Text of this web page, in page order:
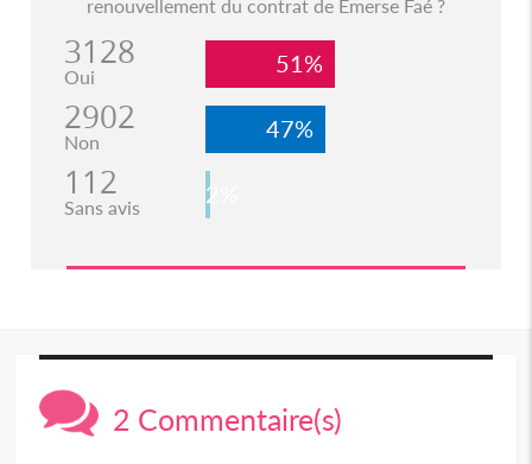
renouvellement du contrat de Emerse Faé ?
3128
Oui 51%
2902
Non 47%
112
Sans avis 2%
2 Commentaire(s)